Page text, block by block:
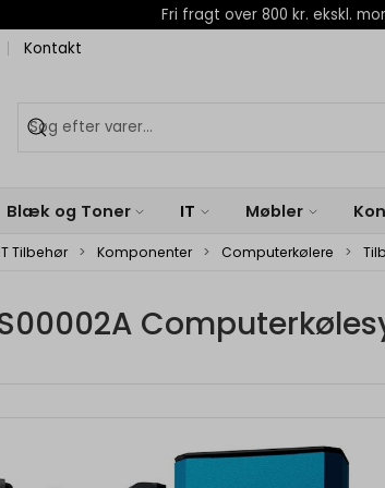
Fri fragt over 800 kr. ekskl.
Kontakt
Blæk og Toner IT Møbler
Tilbehør Komponenter Computerkølere